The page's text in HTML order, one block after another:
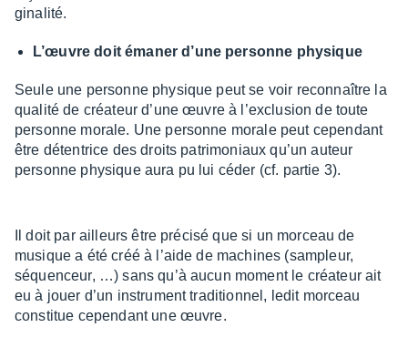
gi­na­lité.
L’œuvre doit émaner d’une personne physique
Seule une personne physique peut se voir recon­naître la
qualité de créa­teur d’une œuvre à l’ex­clu­sion de toute
personne morale. Une personne morale peut cepen­dant
être déten­trice des droits patri­mo­niaux qu’un auteur
personne physique aura pu lui céder (cf. partie 3).
Il doit par ailleurs être précisé que si un morceau de
musique a été créé à l’aide de machines (sampleur,
séquen­ceur, …) sans qu’à aucun moment le créa­teur ait
eu à jouer d’un instru­ment tradi­tion­nel, ledit morceau
consti­tue cepen­dant une œuvre.